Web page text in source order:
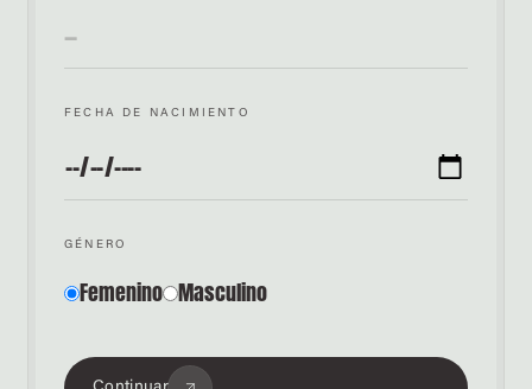
FECHA DE NACIMIENTO
GÉNERO
Femenino Masculino